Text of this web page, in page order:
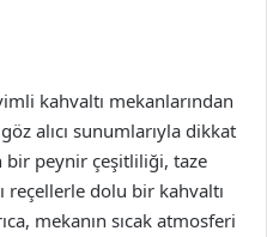
kahvaltı mekanlarından
alıcı sunumlarıyla dikkat
bir peynir çeşitliliği, taze
reçellerle dolu bir kahvaltı
mekanın sıcak atmosferi